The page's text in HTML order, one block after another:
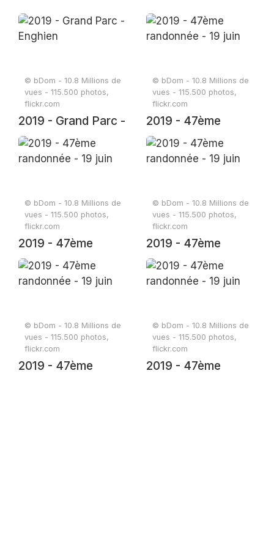
© bDom - 10.8 Millions de
vues - 115.500 photos,
flickr.com
2019 - Grand Parc -
Enghien
© bDom - 10.8 Millions de
vues - 115.500 photos,
flickr.com
2019 - 47ème
randonnée - 19 juin
© bDom - 10.8 Millions de
vues - 115.500 photos,
flickr.com
2019 - 47ème
randonnée - 19 juin
© bDom - 10.8 Millions de
vues - 115.500 photos,
flickr.com
2019 - 47ème
randonnée - 19 juin
© bDom - 10.8 Millions de
vues - 115.500 photos,
flickr.com
2019 - 47ème
© bDom - 10.8 Millions de
vues - 115.500 photos,
flickr.com
2019 - 47ème